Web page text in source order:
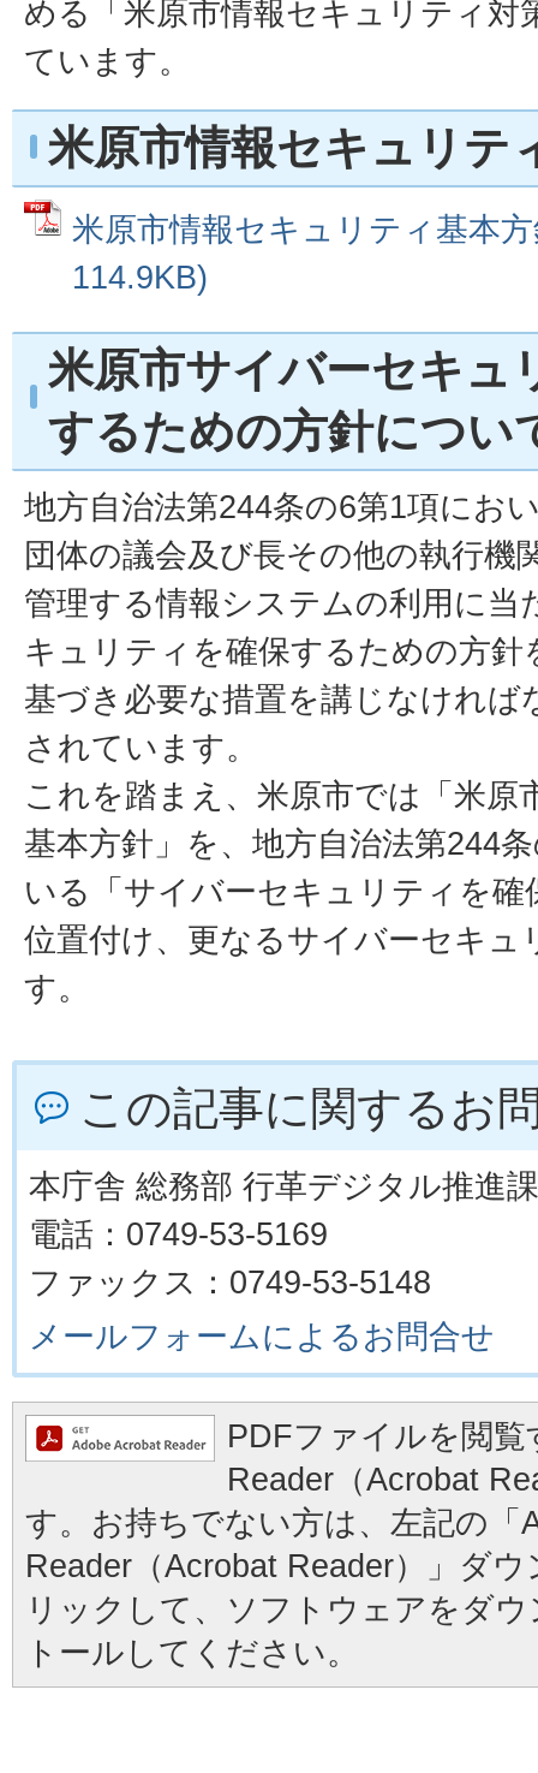
める「米原市情報セキュリティ対
ています。
米原市情報セキュリテ
米原市情報セキュリティ基本
114.9KB)
米原市サイバーセキュ
するための方針につい
地方自治法第244条の6第1項にお
団体の議会及び長その他の執行機
管理する情報システムの利用に当
キュリティを確保するための方針
基づき必要な措置を講じなければ
されています。
これを踏まえ、米原市では「米原
基本方針」を、地方自治法第244
いる「サイバーセキュリティを確
位置付け、更なるサイバーセキュ
す。
この記事に関するお
本庁舎 総務部 行革デジタル推進課
電話：0749-53-5169
ファックス：0749-53-5148
メールフォームによるお問合せ
PDFファイルを閲
Reader（Acrobat
す。お持ちでない方は、左記の「
Reader（Acrobat Reader）」ダ
リックして、ソフトウェアをダ
トールしてください。